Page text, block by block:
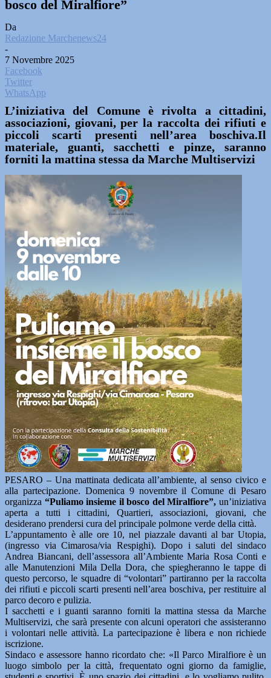
bosco del Miralfiore”
Da
Redazione Marchenews24
-
7 Novembre 2025
Facebook
Twitter
WhatsApp
L’iniziativa del Comune è rivolta a cittadini,
associazioni, giovani, per la raccolta dei rifiuti e
piccoli scarti presenti nell’area boschiva.Il
materiale, guanti, sacchetti e pinze, saranno
forniti la mattina stessa da Marche Multiservizi
PESARO – Una mattinata dedicata all’ambiente, al senso civico e
alla partecipazione. Domenica 9 novembre il Comune di Pesaro
organizza “Puliamo insieme il bosco del Miralfiore”, un’iniziativa
aperta a tutti i cittadini, Quartieri, associazioni, giovani, che
desiderano prendersi cura del principale polmone verde della città.
L’appuntamento è alle ore 10, nel piazzale davanti al bar Utopia,
(ingresso via Cimarosa/via Respighi). Dopo i saluti del sindaco
Andrea Biancani, dell’assessora all’Ambiente Maria Rosa Conti e
alle Manutenzioni Mila Della Dora, che spiegheranno le tappe di
questo percorso, le squadre di “volontari” partiranno per la raccolta
dei rifiuti e piccoli scarti presenti nell’area boschiva, per restituire al
parco decoro e pulizia.
I sacchetti e i guanti saranno forniti la mattina stessa da Marche
Multiservizi, che sarà presente con alcuni operatori che assisteranno
i volontari nelle attività. La partecipazione è libera e non richiede
iscrizione.
Sindaco e assessore hanno ricordato che: «Il Parco Miralfiore è un
luogo simbolo per la città, frequentato ogni giorno da famiglie,